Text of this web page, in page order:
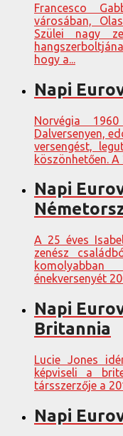
Francesco
városában,
Szülei nagy
hogy a...
Napi
Norvégia
Dalversenyen,
versengést,
köszönhetően. A
Napi
A 25 éves
zenész
énekversenyét
Napi
Britannia
Lucie Jones
képviseli a
társszerzője a
Napi